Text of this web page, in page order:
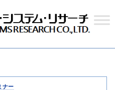
式
テ
ク
ナー